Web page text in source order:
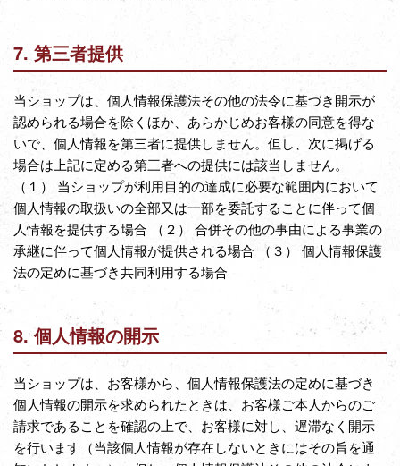
7. 第三者提供
当ショップは、個人情報保護法その他の法令に基づき開示が
認められる場合を除くほか、あらかじめお客様の同意を得な
いで、個人情報を第三者に提供しません。但し、次に掲げる
場合は上記に定める第三者への提供には該当しません。
（１） 当ショップが利用目的の達成に必要な範囲内において
個人情報の取扱いの全部又は一部を委託することに伴って個
人情報を提供する場合 （２） 合併その他の事由による事業の
承継に伴って個人情報が提供される場合 （３） 個人情報保護
法の定めに基づき共同利用する場合
8. 個人情報の開示
当ショップは、お客様から、個人情報保護法の定めに基づき
個人情報の開示を求められたときは、お客様ご本人からのご
請求であることを確認の上で、お客様に対し、遅滞なく開示
を行います（当該個人情報が存在しないときにはその旨を通